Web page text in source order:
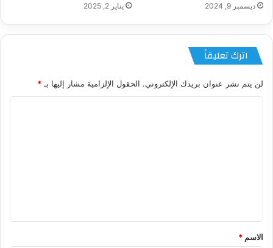
ديسمبر 9, 2024 يناير 2, 2025
اترك تعليقاً
لن يتم نشر عنوان بريدك الإلكتروني. الحقول الإلزامية مشار إليها بـ *
*
الاسم *